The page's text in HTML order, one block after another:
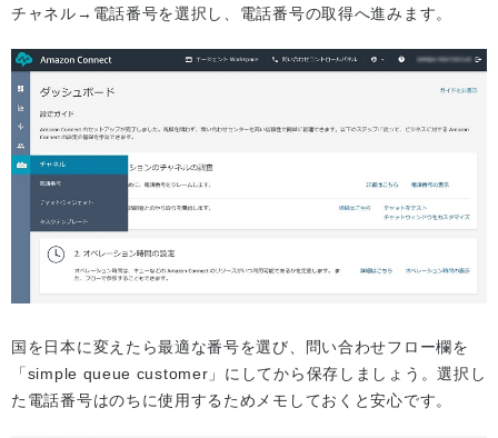
チャネル→電話番号を選択し、電話番号の取得へ進みます。
国を日本に変えたら最適な番号を選び、問い合わせフロー欄を
「simple queue customer」にしてから保存しましょう。選択し
た電話番号はのちに使用するためメモしておくと安心です。